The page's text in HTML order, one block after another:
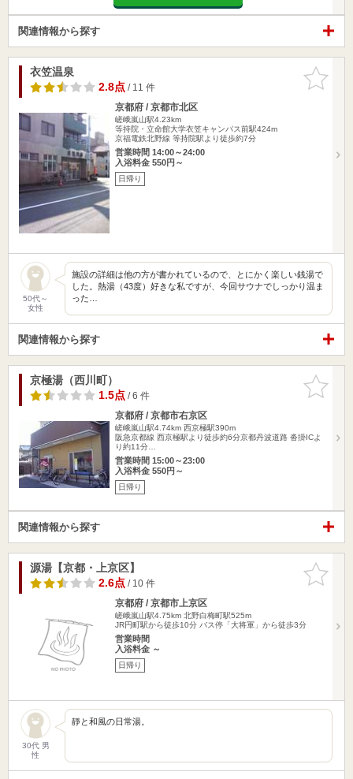
関連情報から探す
お気に入
りに追加
衣笠温泉
2.8点/ 11 件
京都府 / 京都市北区
嵯峨嵐山駅4.23km
等持院・立命館大学衣笠キャンパス前駅424m
京福電鉄北野線 等持院駅より徒歩約7分
営業時間 14:00～24:00
入浴料金 550円～
日帰り
50代～
女性
施設の詳細は他の方が書かれているので、とにかく楽しい銭湯で
した。熱湯（43度）好きな私ですが、今回サウナでしっかり温ま
った…
関連情報から探す
お気に入
りに追加
京極湯（西川町）
1.5点/ 6 件
京都府 / 京都市右京区
嵯峨嵐山駅4.74km 西京極駅390m
阪急京都線 西京極駅より徒歩約6分京都丹波道路 沓掛ICよ
り約11分…
営業時間 15:00～23:00
入浴料金 550円～
日帰り
関連情報から探す
お気に入
りに追加
源湯【京都・上京区】
2.6点/ 10 件
京都府 / 京都市上京区
嵯峨嵐山駅4.75km 北野白梅町駅525m
JR円町駅から徒歩10分 バス停「大将軍」から徒歩3分
営業時間
入浴料金 ～
日帰り
30代 男
性
靜と和風の日常湯。